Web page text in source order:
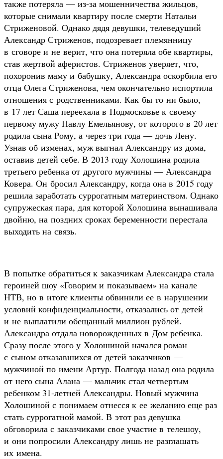
также потеряла — из-за мошенничества жильцов,
которые снимали квартиру после смерти Натальи
Стриженовой. Однако дядя девушки, телеведуший
Александр Стриженов, подозревает племянницу
в сговоре и не верит, что она потеряла обе квартиры,
став жертвой аферистов. Стриженов уверяет, что,
похоронив маму и бабушку, Александра оскорбила его
отца Олега Стриженова, чем окончательно испортила
отношения с родственниками. Как бы то ни было,
в 17 лет Саша переехала в Подмосковье к своему
первому мужу Павлу Емельянову, от которого в 20 лет
родила сына Рому, а через три года — дочь Лену.
Узнав об изменах, муж выгнал Александру из дома,
оставив детей себе. В 2013 году Холошина родила
третьего ребенка от другого мужчины — Александра
Ковера. Он бросил Александру, когда она в 2015 году
решила заработать суррогатным материнством. Однако
супружеская пара, для которой Холошина вынашивала
двойню, на поздних сроках беременности перестала
выходить на связь.
В попытке обратиться к заказчикам Александра стала
героиней шоу «Говорим и показываем» на канале
НТВ, но в итоге клиенты обвинили ее в нарушении
условий конфиденциальности, отказались от детей
и не выплатили обещанный миллион рублей.
Александра отдала новорожденных в Дом ребенка.
Сразу после этого у Холошиной начался роман
с сыном отказавшихся от детей заказчиков —
мужчиной по имени Артур. Полгода назад она родила
от него сына Алана — мальчик стал четвертым
ребенком 31-летней Александры. Новый мужчина
Холошиной с понимаем отнесся к ее желанию еще раз
стать суррогатной мамой. В этот раз девушка
обговорила с заказчиками свое участие в телешоу,
и они попросили Александру лишь не разглашать
их имена.